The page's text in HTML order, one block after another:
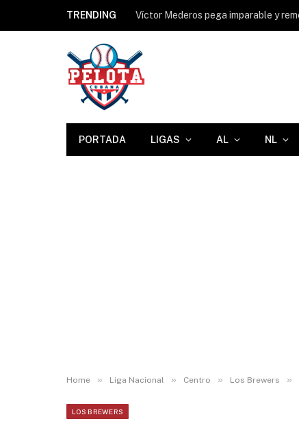
TRENDING
PORTADA LIGAS AL NL
Home » Liga Nacional » Centro » Los Brewers »
LOS BREWERS